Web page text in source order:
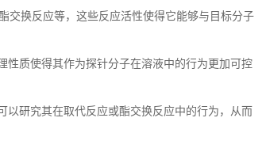
交换反应等，这些反应活性使得它能够与目标分子
性质使得其作为探针分子在溶液中的行为更加可控
研究其在取代反应或酯交换反应中的行为，从而